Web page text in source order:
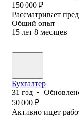
150 000 ₽
Рассматривает
Общий опыт
15 лет 8 месяцев
Бухгалтер
31 год •
50 000 ₽
Активно ищет